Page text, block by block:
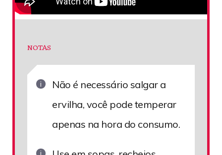
NOTAS
Não é necessário salgar a
ervilha, você pode temperar
apenas na hora do consumo.